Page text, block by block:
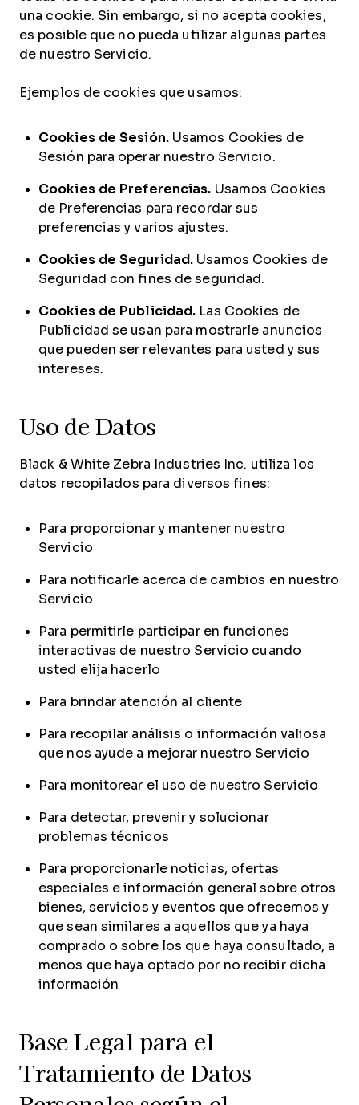
una cookie. Sin embargo, si no acepta cookies,
es posible que no pueda utilizar algunas partes
de nuestro Servicio.
Ejemplos de cookies que usamos:
Cookies de Sesión.Usamos Cookies de
Sesión para operar nuestro Servicio.
Cookies de Preferencias. Usamos Cookies
de Preferencias para recordar sus
preferencias y varios ajustes.
Cookies de Seguridad. Usamos Cookies de
Seguridad con fines de seguridad.
Cookies de Publicidad. Las Cookies de
Publicidad se usan para mostrarle anuncios
que pueden ser relevantes para usted y sus
intereses.
Uso de Datos
Black & White Zebra Industries Inc. utiliza los
datos recopilados para diversos fines:
Para proporcionar y mantener nuestro
Servicio
Para notificarle acerca de cambios en nuestro
Servicio
Para permitirle participar en funciones
interactivas de nuestro Servicio cuando
usted elija hacerlo
Para brindar atención al cliente
Para recopilar análisis o información valiosa
que nos ayude a mejorar nuestro Servicio
Para monitorear el uso de nuestro Servicio
Para detectar, prevenir y solucionar
problemas técnicos
Para proporcionarle noticias, ofertas
especiales e información general sobre otros
bienes, servicios y eventos que ofrecemos y
que sean similares a aquellos que ya haya
comprado o sobre los que haya consultado, a
menos que haya optado por no recibir dicha
información
Base Legal para el
Tratamiento de Datos